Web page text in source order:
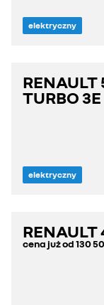
elektryczny
RENAULT
TURBO 3E
elektryczny
RENAULT
cena już od130